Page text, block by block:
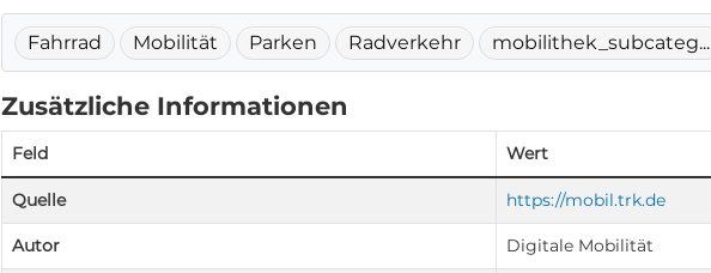
Fahrrad Mobilität Parken Radverkehr mobilithek_subcateg...
Zusätzliche Informationen
Feld Wert
Quelle https://mobil.trk.de
Autor Digitale Mobilität